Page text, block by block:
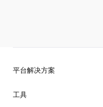
平台解决方案
工具